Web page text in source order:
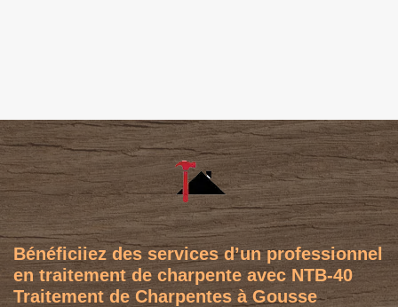
Bénéficiiez des services d’un professionnel
en traitement de charpente avec NTB-40
Traitement de Charpentes à Gousse